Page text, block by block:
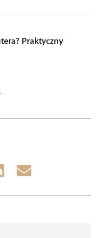
Praktyczny
Share